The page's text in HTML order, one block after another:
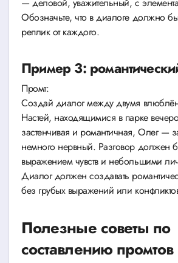
Обозначьте, что в диалоге должно
реплик от каждого.
Пример 3:
Промт:
Создай диалог между двумя
Настей, находящимися в парке
застенчивая и романтичная, Олег —
немного нервный. Разговор должен
выражением чувств и небольшими
Диалог должен создавать
без грубых выражений или
Полезные советы по
составлению промтов